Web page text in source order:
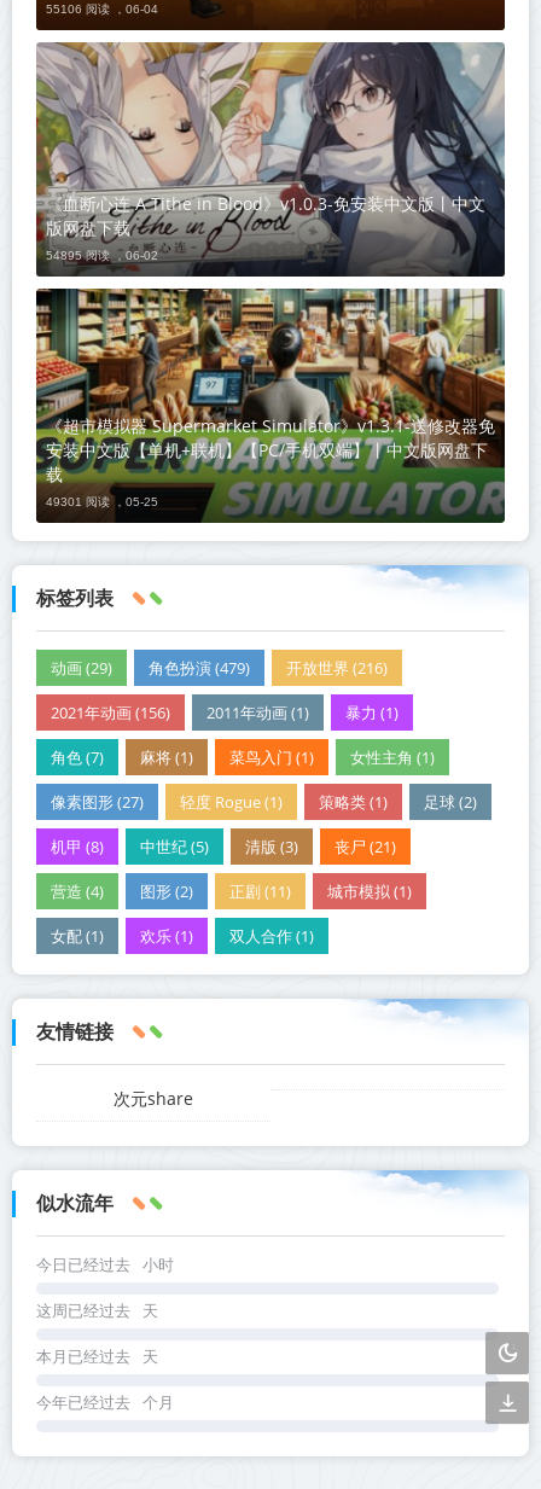
55106 阅读 ， 06-04
《血断心连 A Tithe in Blood》v1.0.3-免安装中文版丨中文
版网盘下载
54895 阅读 ， 06-02
《超市模拟器 Supermarket Simulator》v1.3.1-送修改器免
安装中文版【单机+联机】【PC/手机双端】丨中文版网盘下
载
49301 阅读 ， 05-25
标签列表
动画 (29) 角色扮演 (479) 开放世界 (216)
2021年动画 (156) 2011年动画 (1) 暴力 (1)
角色 (7) 麻将 (1) 菜鸟入门 (1) 女性主角 (1)
像素图形 (27) 轻度 Rogue (1) 策略类 (1) 足球 (2)
机甲 (8) 中世纪 (5) 清版 (3) 丧尸 (21)
营造 (4) 图形 (2) 正剧 (11) 城市模拟 (1)
女配 (1) 欢乐 (1) 双人合作 (1)
友情链接
次元share
似水流年
今日已经过去 小时
这周已经过去 天
本月已经过去 天
今年已经过去 个月